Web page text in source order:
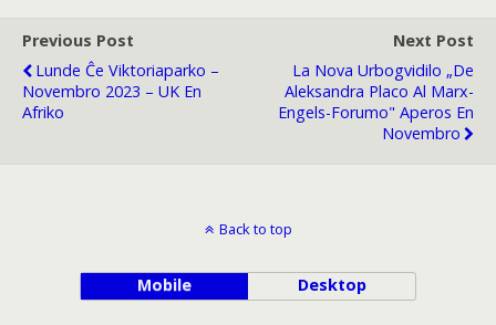
Previous Post
Lunde Ĉe Viktoriaparko –
Novembro 2023 – UK En
Afriko
Next Post
La Nova Urbogvidilo „De
Aleksandra Placo Al Marx-
Engels-Forumo" Aperos En
Novembro
Back to top
Mobile Desktop